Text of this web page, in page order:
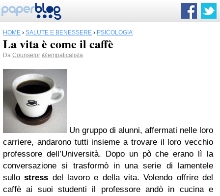
HOME › SALUTE E BENESSERE › PSICOLOGIA
La vita è come il caffè
Da Counselor @empaticalista
Un gruppo di alunni, affermati nelle loro
carriere, andarono tutti insieme a trovare il loro vecchio
professore dell’Università. Dopo un pò che erano lì la
conversazione si trasformò in una serie di lamentele
sullostress del lavoro e della vita. Volendo offrire del
caffè ai suoi studenti il professore andò in cucina e